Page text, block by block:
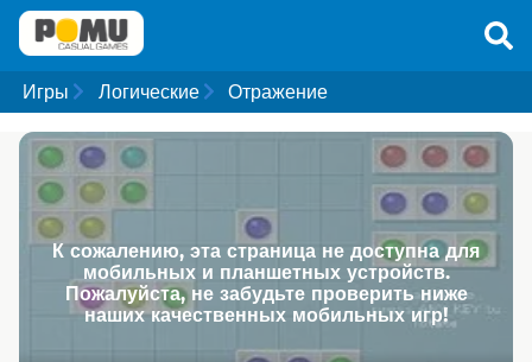
Игры Логические Отражение
К сожалению, эта страница не доступна для
мобильных и планшетных устройств.
Пожалуйста, не забудьте проверить ниже
наших качественных мобильных игр!